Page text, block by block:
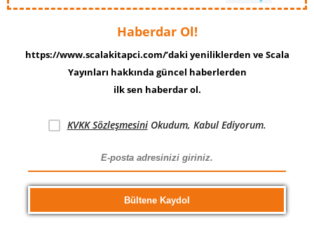
Haberdar Ol!
https://www.scalakitapci.com/’daki yeniliklerden ve Scala
Yayınları hakkında güncel haberlerden
ilk sen haberdar ol.
KVKK SözleşmesiniOkudum, Kabul Ediyorum.